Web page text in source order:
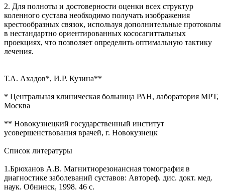
2. Для полноты и достоверности оценки всех структур
коленного сустава необходимо получать изображения
крестообразных связок, используя дополнительные протоколы
в нестандартно ориентированных кососагиттальных
проекциях, что позволяет определить оптимальную тактику
лечения.
Т.А. Ахадов*, И.Р. Кузина**
* Центральная клиническая больница РАН, лаборатория МРТ,
Москва
** Новокузнецкий государственный институт
усовершенствования врачей, г. Новокузнецк
Список литературы
1.Брюханов А.В. Магнитнорезонансная томография в
диагностике заболеваний суставов: Автореф. дис. докт. мед.
наук. Обнинск, 1998. 46 с.